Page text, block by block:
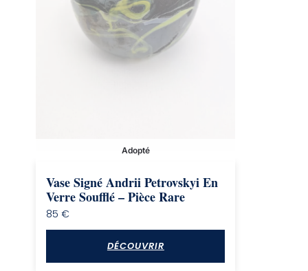
Adopté
Vase Signé Andrii Petrovskyi En
Verre Soufflé – Pièce Rare
85€
DÉCOUVRIR